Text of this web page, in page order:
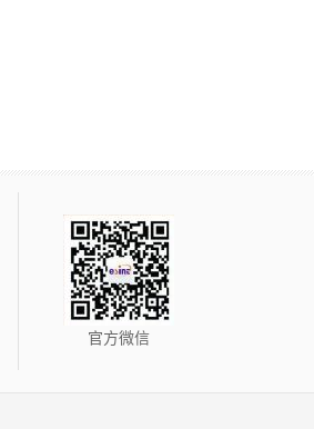
官方微信